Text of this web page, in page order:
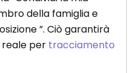
della famiglia e
”. Ciò garantirà
per tracciamento